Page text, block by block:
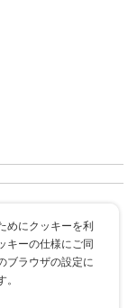
めにクッキーを利
キーの仕様にご同
ブラウザの設定に